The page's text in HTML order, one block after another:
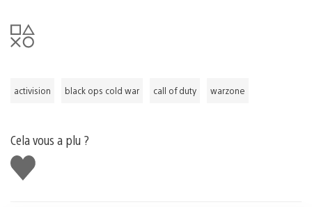
activision black ops cold war call of duty warzone
Cela vous a plu ?
J'aime